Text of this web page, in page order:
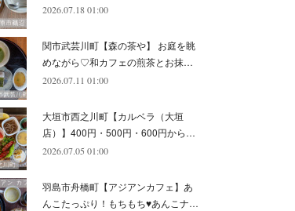
(11)
(12)
(6)
2026.07.18 01:00
関市武芸川町【森の茶や】 お庭を眺
めながら♡和カフェの煎茶とお抹…
2026.07.11 01:00
大垣市西之川町【カルベラ（大垣
店）】400円・500円・600円から…
2026.07.05 01:00
羽島市舟橋町【アジアンカフェ】あ
んこたっぷり！もちもち♥あんこナ…